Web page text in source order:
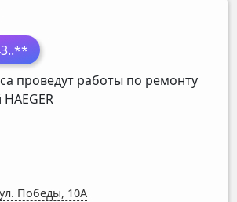
..**
проведут работы по ремонту
HAEGER
Победы, 10А